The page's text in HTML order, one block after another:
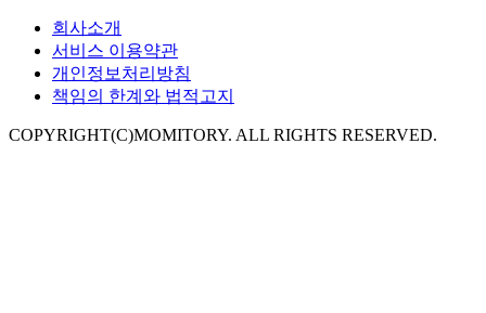
회사소개
서비스 이용약관
개인정보처리방침
책임의 한계와 법적고지
COPYRIGHT(C)MOMITORY. ALL RIGHTS RESERVED.